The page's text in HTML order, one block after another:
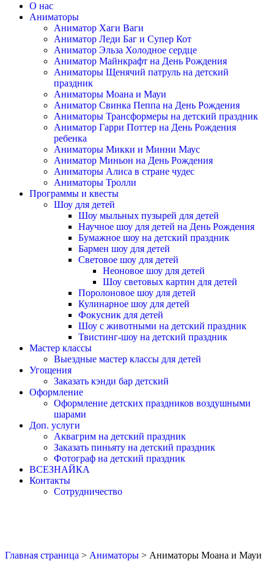
О нас
Аниматоры
Аниматор Хаги Ваги
Аниматор Леди Баг и Супер Кот
Аниматор Эльза Холодное сердце
Аниматор Майнкрафт на День Рождения
Аниматоры Щенячий патруль на детский
праздник
Аниматоры Моана и Мауи
Аниматор Свинка Пеппа на День Рождения
Аниматоры Трансформеры на детский праздник
Аниматор Гарри Поттер на День Рождения
ребенка
Аниматоры Микки и Минни Маус
Аниматор Миньон на День Рождения
Аниматоры Алиса в стране чудес
Аниматоры Тролли
Программы и квесты
Шоу для детей
Шоу мыльных пузырей для детей
Научное шоу для детей на День Рождения
Бумажное шоу на детский праздник
Бармен шоу для детей
Световое шоу для детей
Неоновое шоу для детей
Шоу световых картин для детей
Поролоновое шоу для детей
Кулинарное шоу для детей
Фокусник для детей
Шоу с животными на детский праздник
Твистинг-шоу на детский праздник
Мастер классы
Выездные мастер классы для детей
Угощения
Заказать кэнди бар детский
Оформление
Оформление детских праздников воздушными
шарами
Доп. услуги
Аквагрим на детский праздник
Заказать пиньяту на детский праздник
Фотограф на детский праздник
ВСЕЗНАЙКА
Контакты
Сотрудничество
Главная страница > Аниматоры > Аниматоры Моана и Мауи